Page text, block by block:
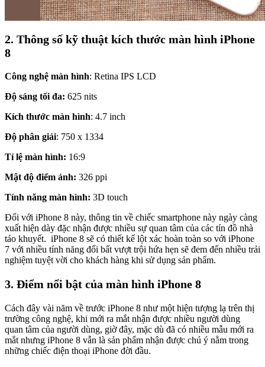
2. Thông số kỹ thuật kích thước màn hình iPhone
8
Công nghệ màn hình: Retina IPS LCD
Độ sáng tối đa: 625 nits
Kích thước màn hình: 4.7 inch
Độ phân giải: 750 x 1334
Tỉ lệ màn hình: 16:9
Mật độ điểm ảnh: 326 ppi
Tính năng màn hình: 3D touch
Đối với iPhone 8 này, thông tin về chiếc smartphone này ngày càng
xuất hiện dày đặc nhận được nhiều sự quan tâm của các tín đồ nhà
táo khuyết. iPhone 8 sẽ có thiết kế lột xác hoàn toàn so với iPhone
7 với nhiều tính năng đổi bất vượt trội hứa hẹn sẽ đem đến nhiều trải
nghiệm tuyệt vời cho khách hàng khi sử dụng sản phẩm.
3. Điểm nổi bật của màn hình iPhone 8
Cách đây vài năm về trước iPhone 8 như một hiện tượng lạ trên thị
trường công nghệ, khi mới ra mắt nhận được nhiều người dùng
quan tâm của người dùng, giờ đây, mặc dù đã có nhiều mẫu mới ra
mắt nhưng iPhone 8 vẫn là sản phẩm nhận được chú ý nằm trong
những chiếc điện thoại iPhone đời đầu.